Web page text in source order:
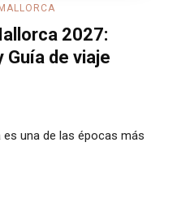
2027:
Guía de viaje
una de las épocas más